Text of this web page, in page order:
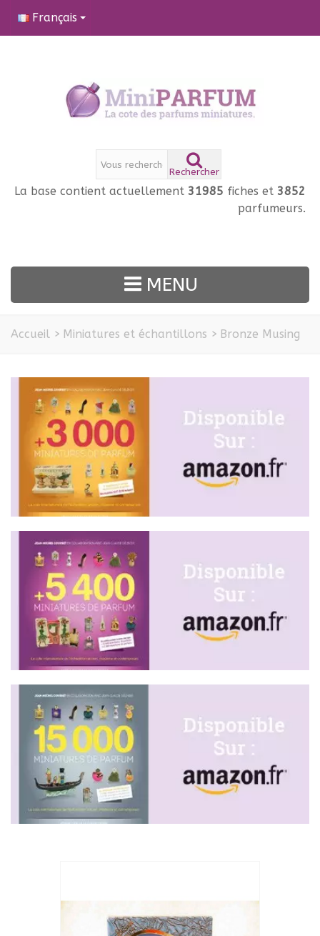
Français
Rechercher
La base contient actuellement 31985 fiches et 3852
parfumeurs.
MENU
Accueil > Miniatures et échantillons > Bronze Musing